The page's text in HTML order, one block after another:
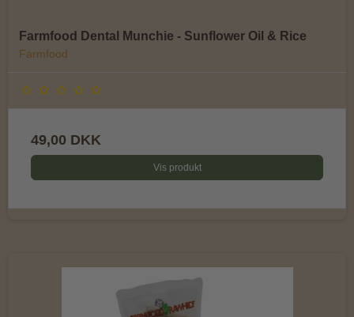
Farmfood Dental Munchie - Sunflower Oil & Rice
Farmfood
49,00 DKK
Vis produkt